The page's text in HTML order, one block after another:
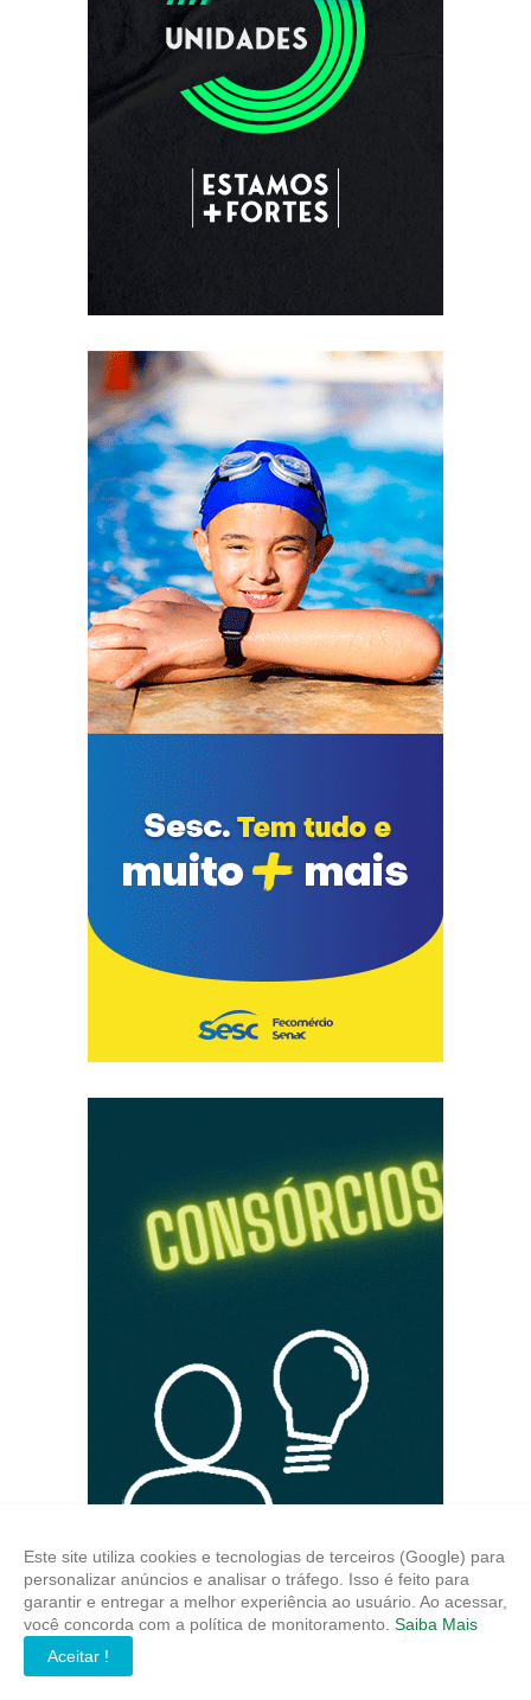
Este site utiliza cookies e tecnologias de terceiros (Google) para
personalizar anúncios e analisar o tráfego. Isso é feito para
garantir e entregar a melhor experiência ao usuário. Ao acessar,
você concorda com a política de monitoramento. Saiba Mais
Aceitar !